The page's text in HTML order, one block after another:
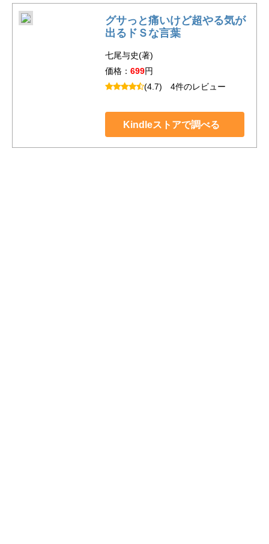
グサっと痛いけど超やる気が
出るドＳな言葉
七尾与史(著)
価格： 699円
(4.7) 4件のレビュー
Kindleストアで調べる